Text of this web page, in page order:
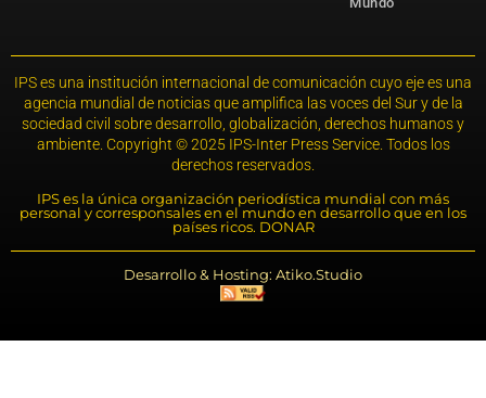
IPS es una institución internacional de comunicación cuyo eje es una
agencia mundial de noticias que amplifica las voces del Sur y de la
sociedad civil sobre desarrollo, globalización, derechos humanos y
ambiente. Copyright © 2025 IPS-Inter Press Service. Todos los
derechos reservados.
IPS es la única organización periodística mundial con más
personal y corresponsales en el mundo en desarrollo que en los
países ricos. DONAR
Desarrollo & Hosting: Atiko.Studio